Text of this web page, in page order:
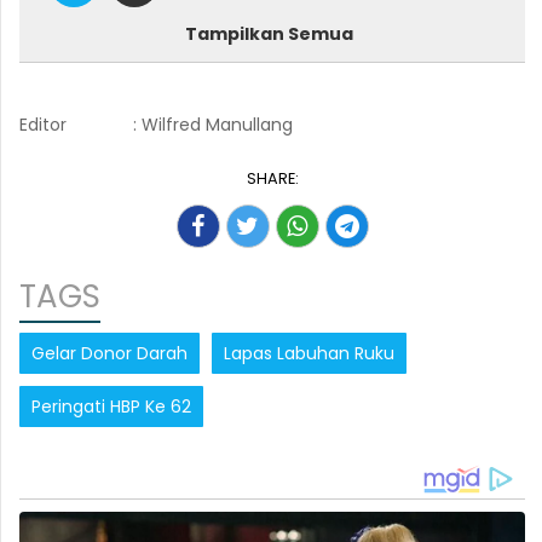
Tampilkan Semua
Editor : Wilfred Manullang
SHARE:
TAGS
Gelar Donor Darah Lapas Labuhan Ruku
Peringati HBP Ke 62